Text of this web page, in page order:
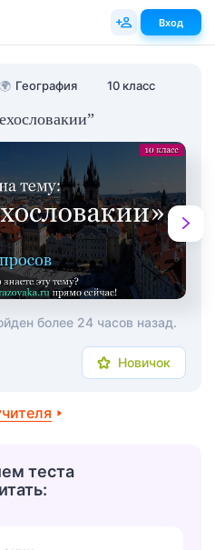
🌍 География 10 класс
более 24 часов назад.
Новичок
теста
Вход